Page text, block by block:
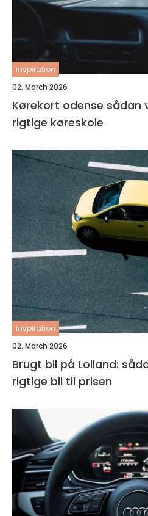
inspiration
02. March 2026
Kørekort odense sådan vælger du den
rigtige køreskole
inspiration
02. March 2026
Brugt bil på Lolland:
rigtige bil til prisen